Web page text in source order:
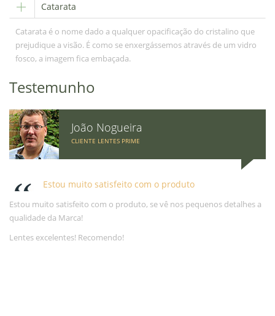
Catarata
Catarata é o nome dado a qualquer opacificação do cristalino que
prejudique a visão. É como se enxergássemos através de um vidro
fosco, a imagem fica embaçada.
Testemunho
João Nogueira
CLIENTE LENTES PRIME
Estou muito satisfeito com o produto
Estou muito satisfeito com o produto, se vê nos pequenos detalhes a
qualidade da Marca!
Lentes excelentes! Recomendo!